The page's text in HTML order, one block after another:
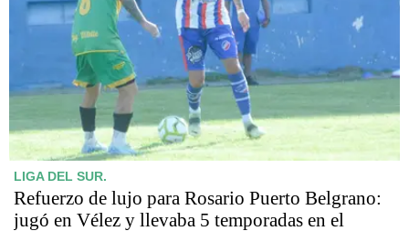
LIGA DEL SUR.
Refuerzo de lujo para Rosario Puerto Belgrano:
jugó en Vélez y llevaba 5 temporadas en el